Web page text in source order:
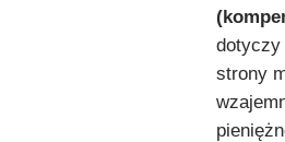
dotyczy
strony